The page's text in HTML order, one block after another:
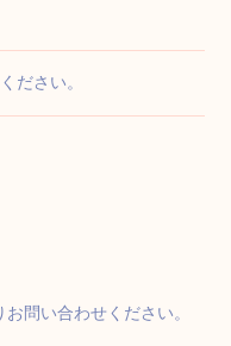
ださい。
問い合わせください。